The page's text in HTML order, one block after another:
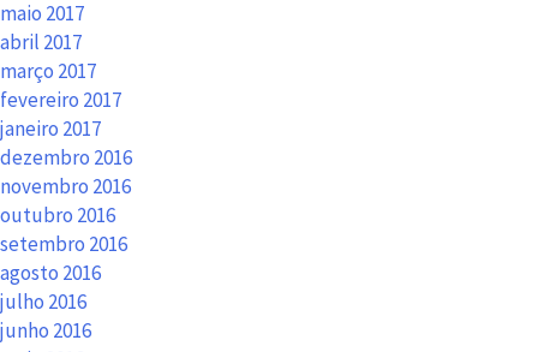
maio 2017
abril 2017
março 2017
fevereiro 2017
janeiro 2017
dezembro 2016
novembro 2016
outubro 2016
setembro 2016
agosto 2016
julho 2016
junho 2016